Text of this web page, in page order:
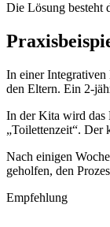
Die Lösung besteht
In einer Integrativen
den Eltern. Ein 2-
In der Kita wird das
„Toilettenzeit“. Der
Nach einigen
geholfen, den
Empfehlung